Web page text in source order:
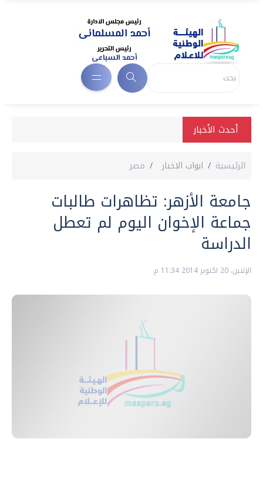
أحدث الأخبار
الرئيسية ابواب الاخبار مصر
جامعة الأزهر: تظاهرات طالبات
جماعة الإخوان اليوم لم تعطل
الدراسة
الإثنين، 20 اكتوبر 2014 11:34 م